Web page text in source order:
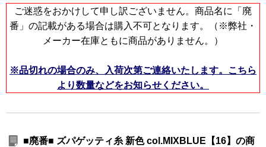
ご迷惑をおかけして申し訳ございません。商品名に「廃
番」の記載がある場合は購入不可となります。（※弊社・
メーカー在庫ともに商品がありません。）
※品切れの場合のみ、入荷次第ご連絡いたします。こちら
より数量などをお知らせください。
■廃番■ ズパゲッティ糸 新色 col.MIXBLUE【16】の商